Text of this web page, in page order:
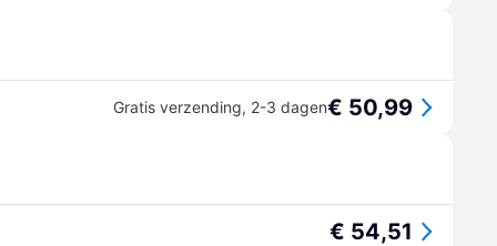
Gratis verzending, 2-3 dagen€ 50,99
€ 54,51